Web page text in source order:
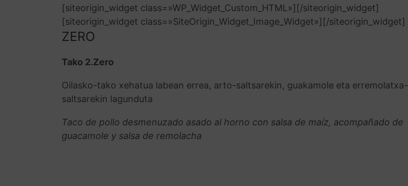
[siteorigin_widget class=»WP_Widget_Custom_HTML»] [/siteorigin_widget]
[siteorigin_widget class=»SiteOrigin_Widget_Image_Widget»] [/siteorigin_widget]
ZERO
Tako 2.Zero
Oilasko-tako xehatua labean errea, arto-saltsarekin, guakamole eta erremolatxa-
saltsarekin lagunduta
Taco de pollo desmenuzado asado al horno con salsa de maíz, acompañado de
guacamole y salsa de remolacha